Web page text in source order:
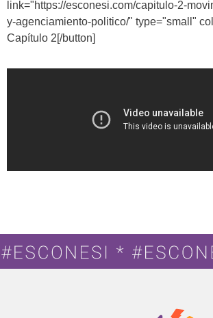
link="https://esconesi.com/capitulo-2-
y-agenciamiento-politico/" type="small"
Capítulo 2[/button]